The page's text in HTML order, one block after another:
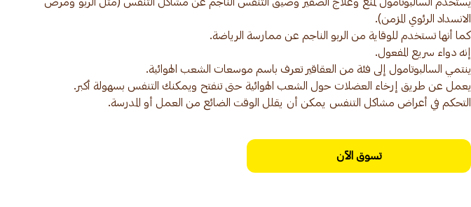
التحكم في أعراض مشاكل التنفس يمكن أن يقلل الوقت الضائع من العمل أو المدرسة.
تسوق الآن